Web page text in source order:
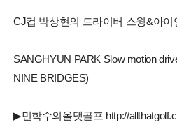
CJ컵 박상현의 드라이버 스윙&아
SANGHYUN PARK Slow motion
NINE BRIDGES)
▶민학수의올댓골프 http://